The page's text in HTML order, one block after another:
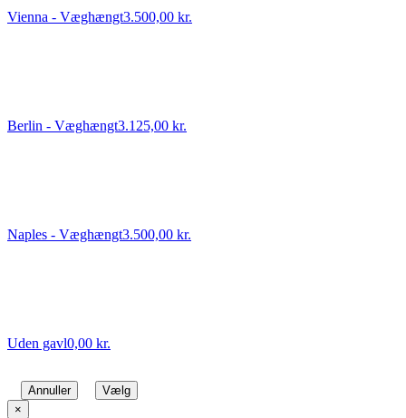
Vienna - Væghængt3.500,00 kr.
Berlin - Væghængt3.125,00 kr.
Naples - Væghængt3.500,00 kr.
Uden gavl0,00 kr.
Annuller
Vælg
×